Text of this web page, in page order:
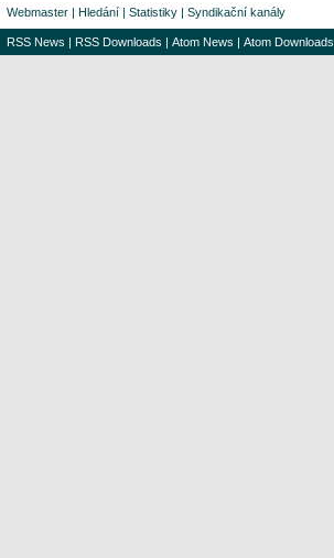
Webmaster | Hledání | Statistiky | Syndikační kanály
RSS News | RSS Downloads | Atom News | Atom Downloads